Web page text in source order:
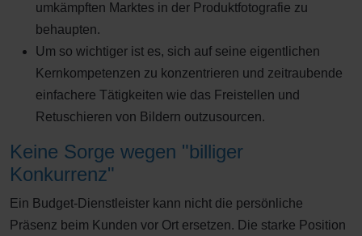
umkämpften Marktes in der Produktfotografie zu
behaupten.
Um so wichtiger ist es, sich auf seine eigentlichen
Kernkompetenzen zu konzentrieren und zeitraubende
einfachere Tätigkeiten wie das Freistellen und
Retuschieren von Bildern outzusourcen.
Keine Sorge wegen "billiger
Konkurrenz"
Ein Budget-Dienstleister kann nicht die persönliche
Präsenz beim Kunden vor Ort ersetzen. Die starke Position